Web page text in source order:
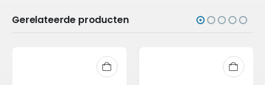
Gerelateerde producten